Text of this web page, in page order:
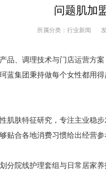
问题肌加
所属分类： 行业新闻
调理技术与门店运营方案
蓝集团秉持做每个女性都用
特征研究，专注主业稳步
合各地消费习惯给出经营参
线护理套组与日常居家养